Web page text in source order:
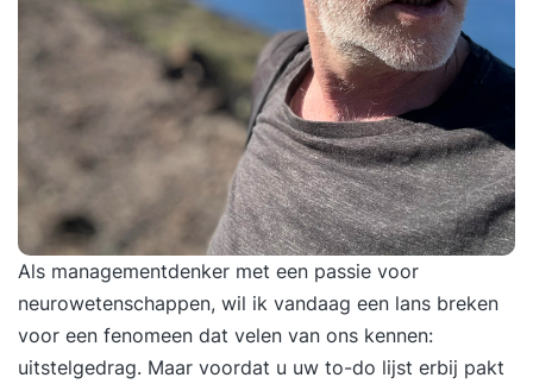
Als managementdenker met een passie voor
neurowetenschappen, wil ik vandaag een lans breken
voor een fenomeen dat velen van ons kennen:
uitstelgedrag. Maar voordat u uw to-do lijst erbij pakt